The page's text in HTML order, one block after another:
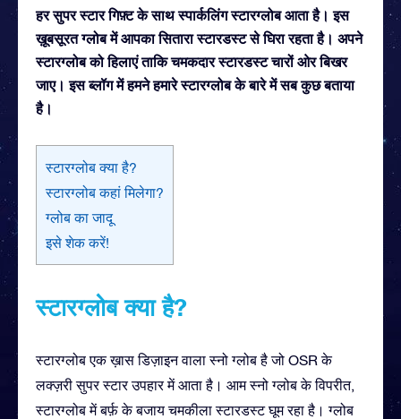
हर सुपर स्टार गिफ़्ट के साथ स्पार्कलिंग स्टारग्लोब आता है। इस
ख़ूबसूरत ग्लोब में आपका सितारा स्टारडस्ट से घिरा रहता है। अपने
स्टारग्लोब को हिलाएं ताकि चमकदार स्टारडस्ट चारों ओर बिखर
जाए। इस ब्लॉग में हमने हमारे स्टारग्लोब के बारे में सब कुछ बताया
है।
स्टारग्लोब क्या है?
स्टारग्लोब कहां मिलेगा?
ग्लोब का जादू
इसे शेक करें!
स्टारग्लोब क्या है?
स्टारग्लोब एक ख़ास डिज़ाइन वाला स्नो ग्लोब है जो OSR के
लक्ज़री सुपर स्टार उपहार में आता है। आम स्नो ग्लोब के विपरीत,
स्टारग्लोब में बर्फ़ के बजाय चमकीला स्टारडस्ट घूम रहा है। ग्लोब